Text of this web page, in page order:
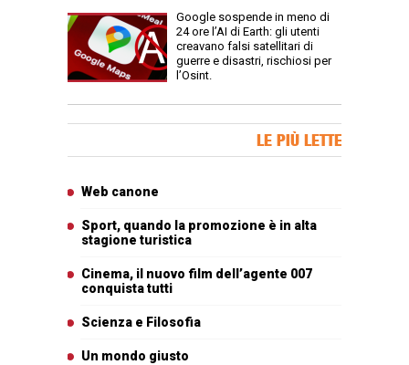
Google sospende in meno di
24 ore l’AI di Earth: gli utenti
creavano falsi satellitari di
guerre e disastri, rischiosi per
l’Osint.
LE PIÙ LETTE
Web canone
Sport, quando la promozione è in alta
stagione turistica
Cinema, il nuovo film dell’agente 007
conquista tutti
Scienza e Filosofia
Un mondo giusto